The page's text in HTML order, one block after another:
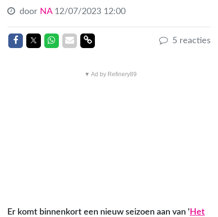
door NA 12/07/2023 12:00
Delen op Facebook
Delen op Twitter
Delen op Whatsapp
Delen via Mail
Delen link 5 reacties
▼ Ad by Refinery89
Er komt binnenkort een nieuw seizoen aan van ' Het